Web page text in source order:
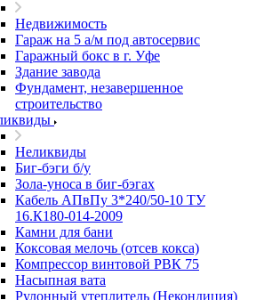
Недвижимость
Гараж на 5 а/м под автосервис
Гаражный бокс в г. Уфе
Здание завода
Фундамент, незавершенное
строительство
Неликвиды
Биг-бэги б/у
Зола-уноса в биг-бэгах
Кабель АПвПу 3*240/50-10 ТУ
16.К180-014-2009
Камни для бани
Коксовая мелочь (отсев кокса)
Компрессор винтовой РВК 75
Насыпная вата
Рулонный утеплитель (Некондиция)